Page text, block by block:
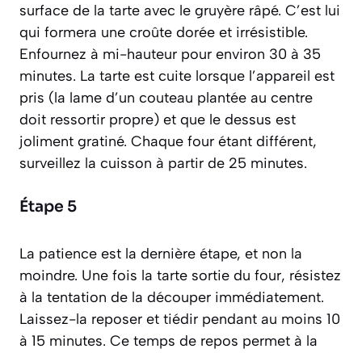
surface de la tarte avec le gruyère râpé. C’est lui
qui formera une croûte dorée et irrésistible.
Enfournez à mi-hauteur pour environ 30 à 35
minutes. La tarte est cuite lorsque l’appareil est
pris (la lame d’un couteau plantée au centre
doit ressortir propre) et que le dessus est
joliment gratiné. Chaque four étant différent,
surveillez la cuisson à partir de 25 minutes.
Étape 5
La patience est la dernière étape, et non la
moindre. Une fois la tarte sortie du four, résistez
à la tentation de la découper immédiatement.
Laissez-la reposer et tiédir pendant au moins 10
à 15 minutes. Ce temps de repos permet à la